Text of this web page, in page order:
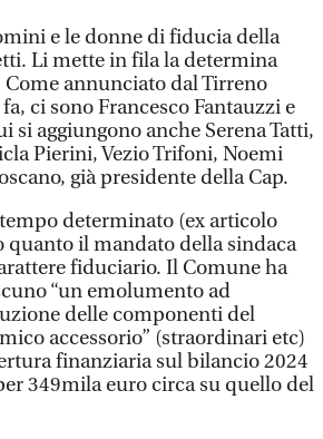
e le donne di fiducia della
Li mette in fila la determina
annunciato dal Tirreno
ci sono Francesco Fantauzzi e
si aggiungono anche Serena Tatti,
Pierini, Vezio Trifoni, Noemi
già presidente della Cap.
determinato (ex articolo
quanto il mandato della sindaca
fiduciario. Il Comune ha
“un emolumento ad
delle componenti del
accessorio” (straordinari etc)
finanziaria sul bilancio 2024
349mila euro circa su quello del